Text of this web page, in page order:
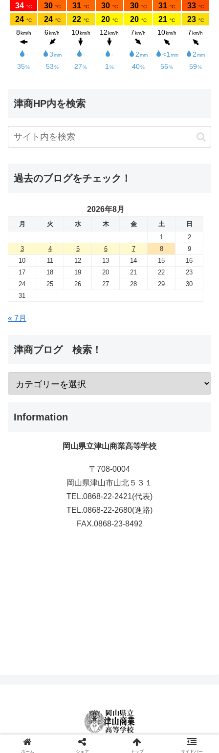
津商HP内を検索
過去のブログをチェック！
2026年8月
月 火 水 木 金 土
日
1
2
3
4 5 6 7 8
9
10
11 12 13 14 15
16
17
18 19 20 21 22
23
24
25 26 27 28 29
30
31
« 7月
津商ブログ 検索！
Information
岡山県立津山商業高等学校
〒708-0004
岡山県津山市山北５３１
TEL.0868-22-2421(代表)
TEL.0868-22-2680(進路)
FAX.0868-23-8492
© 2000-2026 津山商業高等学校.
ホーム シェア トップ サイドバー